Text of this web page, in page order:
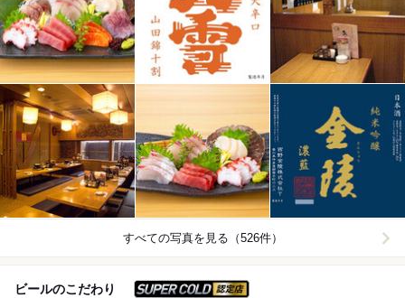
すべての写真を見る（526件）
ビールのこだわり